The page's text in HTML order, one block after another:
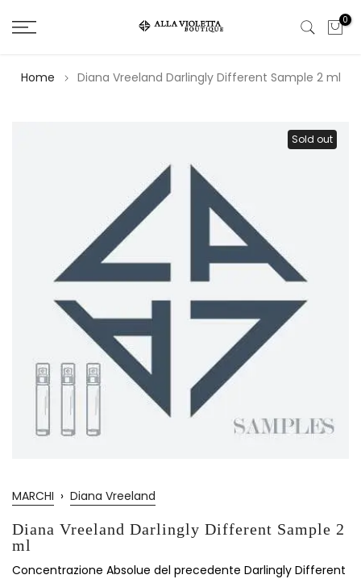
il
0
Home Diana Vreeland Darlingly Different Sample 2 ml
Sold out
MARCHI › Diana Vreeland
Diana Vreeland Darlingly Different Sample 2
ml
Concentrazione Absolue del precedente Darlingly Different